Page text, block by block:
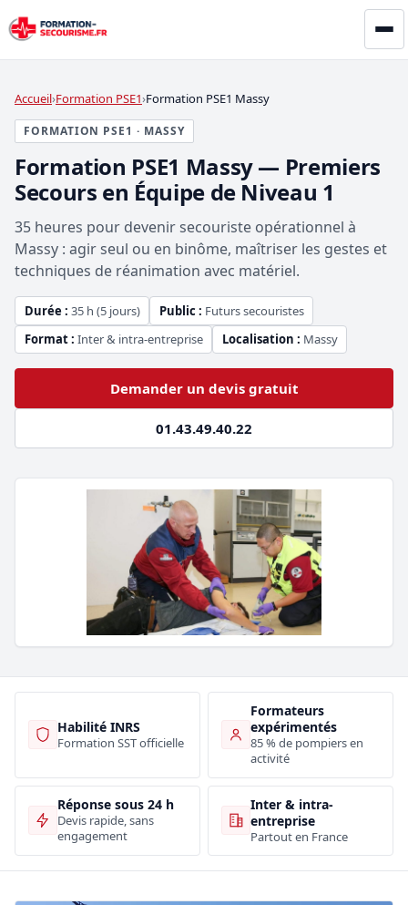
Accueil Formation PSE1 Formation PSE1 Massy
FORMATION PSE1 · MASSY
Formation PSE1 Massy — Premiers
Secours en Équipe de Niveau 1
35 heures pour devenir secouriste opérationnel à
Massy : agir seul ou en binôme, maîtriser les gestes et
techniques de réanimation avec matériel.
Durée : 35 h (5 jours) Public : Futurs secouristes
Format : Inter & intra-entreprise Localisation : Massy
Demander un devis gratuit
01.43.49.40.22
Habilité INRS
Formation SST officielle
Formateurs
expérimentés
85 % de pompiers en
activité
Réponse sous 24 h
Devis rapide, sans
engagement
Inter & intra-
entreprise
Partout en France